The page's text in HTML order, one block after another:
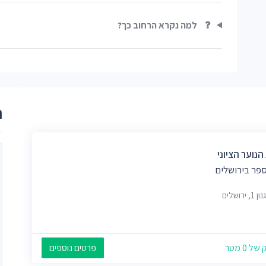
❓ למה נקרא הרחוב כך?
הציוני
בירושלים
0 מטר פרטים נוספים